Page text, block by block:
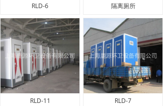
RLD-6 隔离厕所
RLD-11 RLD-7